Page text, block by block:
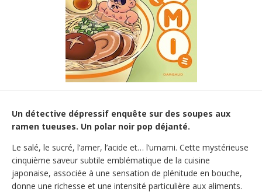
Un détective dépressif enquête sur des soupes aux
ramen tueuses. Un polar noir pop déjanté.
Le salé, le sucré, l’amer, l’acide et… l’umami. Cette mystérieuse
cinquième saveur subtile emblématique de la cuisine
japonaise, associée à une sensation de plénitude en bouche,
donne une richesse et une intensité particulière aux aliments.